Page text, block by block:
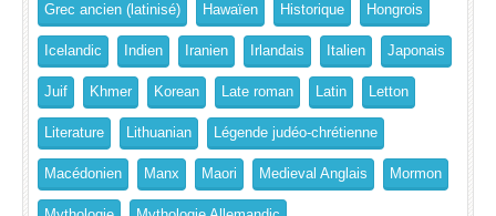
Grec ancien (latinisé) Hawaïen Historique Hongrois
Icelandic Indien Iranien Irlandais Italien Japonais
Juif Khmer Korean Late roman Latin Letton
Literature Lithuanian Légende judéo-chrétienne
Macédonien Manx Maori Medieval Anglais Mormon